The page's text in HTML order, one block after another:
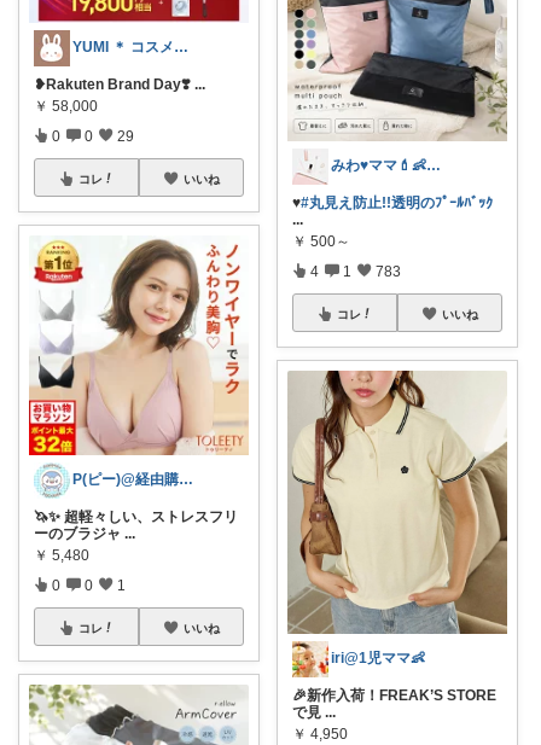
YUMI ＊ コスメと暮らし🌱
❥︎Rakuten Brand Day❣️ ...
￥ 58,000
0 0 29
コレ いいね
P(ピー)@経由購入します！
🦄✨ 超軽々しい、ストレスフリ
ーのブラジャ ...
￥ 5,480
0 0 1
コレ いいね
みわ♥️ママ💄👶夏かわいい
♥️#丸見え防止!!透明のﾌﾟｰﾙﾊﾞｯｸ
...
￥ 500～
4 1 783
コレ いいね
iri@1児ママ👶
🎉新作入荷！FREAK’S STORE
で見 ...
￥ 4,950